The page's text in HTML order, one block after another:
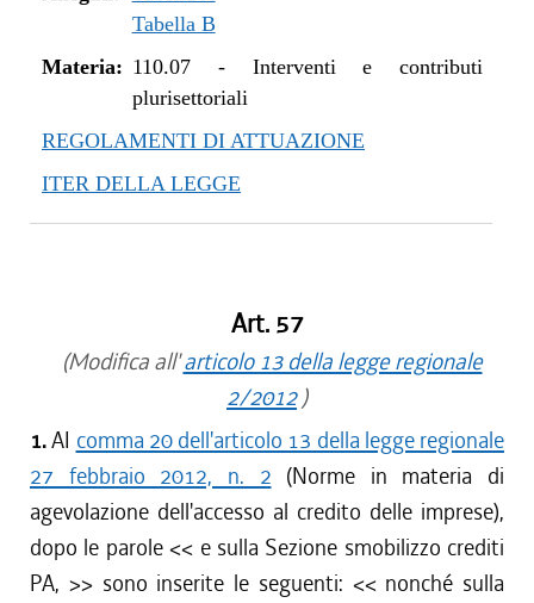
dal 11/04/2014 al 21/05/2014
dal 28/03/2014 al 10/04/2014
dal 12/12/2013 al 27/03/2014
Tabella B
Materia: 110.07- Interventi e contributi
plurisettoriali
REGOLAMENTI DI ATTUAZIONE
ITER DELLA LEGGE
Art. 57
(Modifica all'articolo 13 della legge regionale
2/2012)
1.AI comma 20 dell'articolo 13 della legge regionale
27 febbraio 2012, n. 2 (Norme in materia di
agevolazione dell'accesso al credito delle imprese),
dopo le parole << e sulla Sezione smobilizzo crediti
PA, >> sono inserite le seguenti: << nonché sulla